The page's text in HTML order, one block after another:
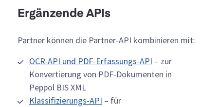
Ergänzende APIs
Partner können die Partner-API kombinieren mit:
OCR-API und PDF-Erfassungs-API – zur
Konvertierung von PDF-Dokumenten in
Peppol BIS XML
Klassifizierungs-API – für